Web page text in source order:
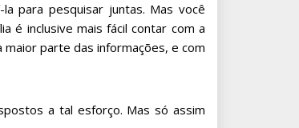
para pesquisar juntas. Mas você
é inclusive mais fácil contar com a
parte das informações, e com
a tal esforço. Mas só assim